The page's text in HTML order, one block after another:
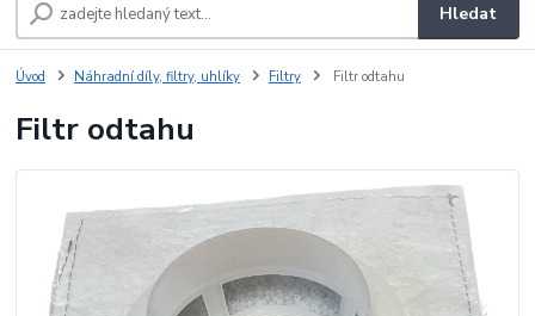
Hledat
Úvod Náhradní díly, filtry, uhlíky Filtry Filtr odtahu
Filtr odtahu